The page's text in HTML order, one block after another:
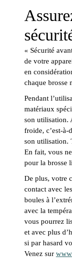
« Sécurité
de votre
en
chaque brosse
Pendant
matériaux
son utilisation.
froide, c’est-à-
son utilisation.
En fait, vous
pour la brosse
De plus, votre
contact avec
boules à
avec la
vous pourrez
et avec plus
si par hasard
Venez sur